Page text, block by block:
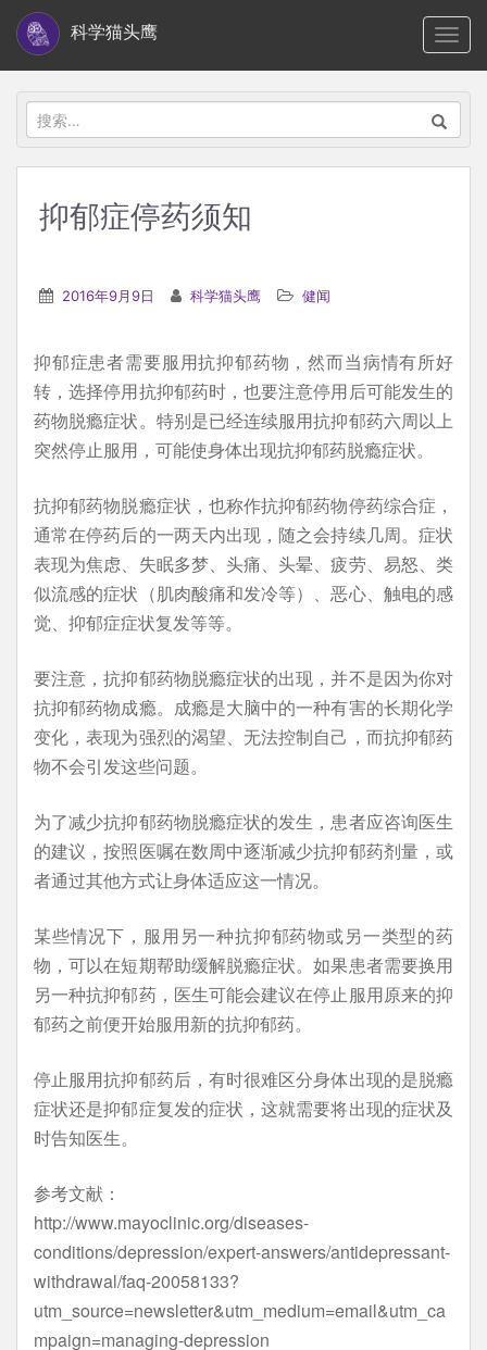
i
科学猫头鹰
搜
索：
抑郁症停药须知
2016年9月9日 科学猫头鹰 健闻
抑郁症患者需要服用抗抑郁药物，然而当病情有所好
转，选择停用抗抑郁药时，也要注意停用后可能发生的
药物脱瘾症状。特别是已经连续服用抗抑郁药六周以上
突然停止服用，可能使身体出现抗抑郁药脱瘾症状。
抗抑郁药物脱瘾症状，也称作抗抑郁药物停药综合症，
通常在停药后的一两天内出现，随之会持续几周。症状
表现为焦虑、失眠多梦、头痛、头晕、疲劳、易怒、类
似流感的症状（肌肉酸痛和发冷等）、恶心、触电的感
觉、抑郁症症状复发等等。
要注意，抗抑郁药物脱瘾症状的出现，并不是因为你对
抗抑郁药物成瘾。成瘾是大脑中的一种有害的长期化学
变化，表现为强烈的渴望、无法控制自己，而抗抑郁药
物不会引发这些问题。
为了减少抗抑郁药物脱瘾症状的发生，患者应咨询医生
的建议，按照医嘱在数周中逐渐减少抗抑郁药剂量，或
者通过其他方式让身体适应这一情况。
某些情况下，服用另一种抗抑郁药物或另一类型的药
物，可以在短期帮助缓解脱瘾症状。如果患者需要换用
另一种抗抑郁药，医生可能会建议在停止服用原来的抑
郁药之前便开始服用新的抗抑郁药。
停止服用抗抑郁药后，有时很难区分身体出现的是脱瘾
症状还是抑郁症复发的症状，这就需要将出现的症状及
时告知医生。
参考文献：
http://www.mayoclinic.org/diseases-
conditions/depression/expert-answers/antidepressant-
withdrawal/faq-20058133?
utm_source=newsletter&utm_medium=email&utm_ca
mpaign=managing-depression